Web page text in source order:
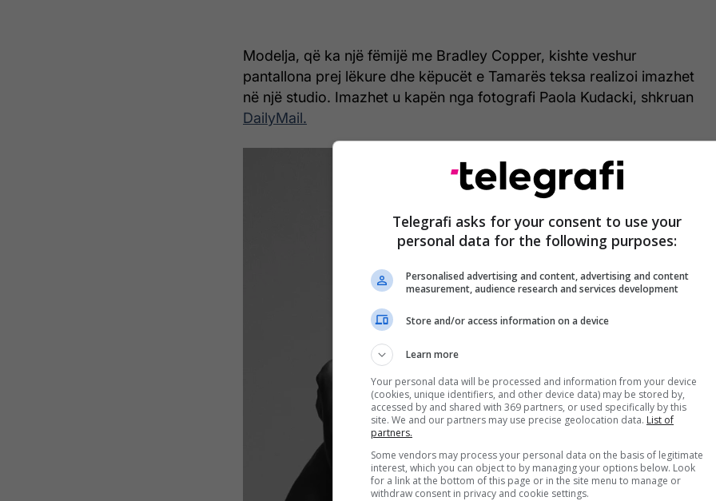
Modelja, që ka një fëmijë me Bradley Copper, kishte veshur
pantallona prej lëkure dhe këpucët e Tamarës teksa realizoi imazhet
në një studio. Imazhet u kapën nga fotografi Paola Kudacki, shkruan
DailyMail.
Telegrafi asks for your consent to use your
personal data for the following purposes:
Personalised advertising and content, advertising and content
measurement, audience research and services development
Store and/or access information on a device
Learn more
Your personal data will be processed and information from your device
(cookies, unique identifiers, and other device data) may be stored by,
accessed by and shared with 369 partners, or used specifically by this
site. We and our partners may use precise geolocation data. List of
partners.
Some vendors may process your personal data on the basis of legitimate
interest, which you can object to by managing your options below. Look
for a link at the bottom of this page or in the site menu to manage or
withdraw consent in privacy and cookie settings.